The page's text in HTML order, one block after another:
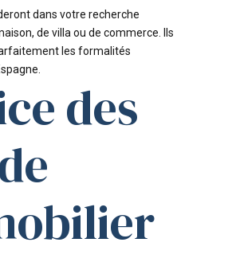
dans votre recherche
de villa ou de commerce. Ils
les formalités
des